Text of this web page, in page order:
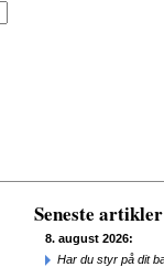
Seneste artikler
8. august 2026:
Har du styr på dit